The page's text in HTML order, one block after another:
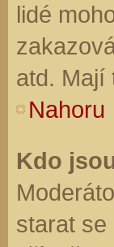
lidé
atd. Mají
Nahoru
Kdo
starat se